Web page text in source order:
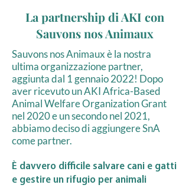
La partnership di AKI con
Sauvons nos Animaux
Sauvons nos Animaux è la nostra
ultima organizzazione partner,
aggiunta dal 1 gennaio 2022! Dopo
aver ricevuto un AKI Africa-Based
Animal Welfare Organization Grant
nel 2020 e un secondo nel 2021,
abbiamo deciso di aggiungere SnA
come partner.
È davvero difficile salvare cani e gatti
e gestire un rifugio per animali